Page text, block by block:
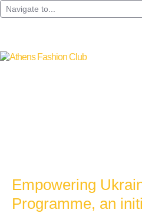
Empowering
Programme, an